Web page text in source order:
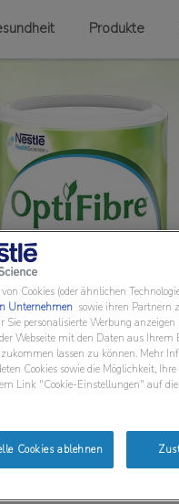
Produkte​
Cookies (oder ähnlichen
Unternehmen sowie ihren Partnern
personalisierte Werbung
Webseite mit den Daten aus Ihrem
lassen zu können. Mehr
Cookies sowie die Möglichkeit, Ihre
Link "Cookie-Einstellungen" auf
Cookies ablehnen